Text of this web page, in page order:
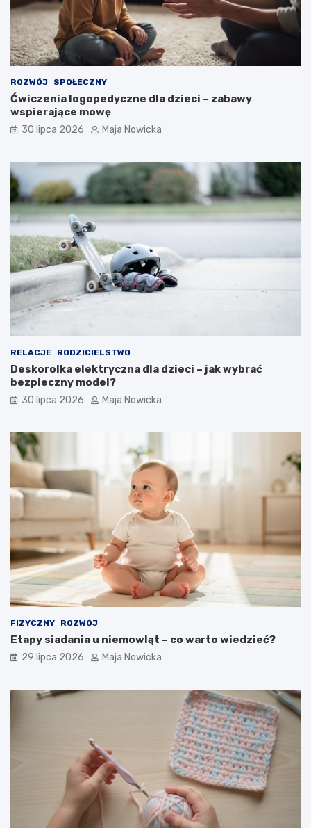
ROZWÓJ SPOŁECZNY
Ćwiczenia logopedyczne dla dzieci – zabawy
wspierające mowę
30 lipca 2026 Maja Nowicka
RELACJE RODZICIELSTWO
Deskorolka elektryczna dla dzieci – jak wybrać
bezpieczny model?
30 lipca 2026 Maja Nowicka
FIZYCZNY ROZWÓJ
Etapy siadania u niemowląt – co warto wiedzieć?
29 lipca 2026 Maja Nowicka